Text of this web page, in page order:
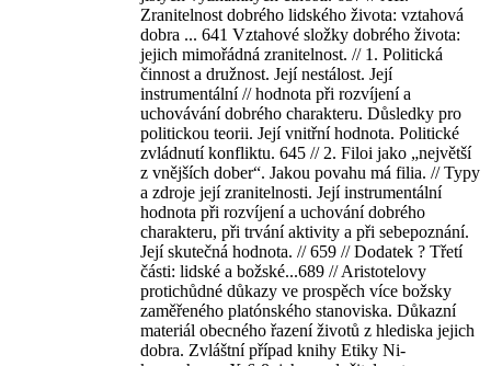
Zranitelnost dobrého lidského života: vztahová
dobra ... 641 Vztahové složky dobrého života:
jejich mimořádná zranitelnost. // 1. Politická
činnost a družnost. Její nestálost. Její
instrumentální // hodnota při rozvíjení a
uchovávání dobrého charakteru. Důsledky pro
politickou teorii. Její vnitřní hodnota. Politické
zvládnutí konfliktu. 645 // 2. Filoi jako „největší
z vnějších dober“. Jakou povahu má filia. // Typy
a zdroje její zranitelnosti. Její instrumentální
hodnota při rozvíjení a uchování dobrého
charakteru, při trvání aktivity a při sebepoznání.
Její skutečná hodnota. // 659 // Dodatek ? Třetí
části: lidské a božské...689 // Aristotelovy
protichůdné důkazy ve prospěch více božsky
zaměřeného platónského stanoviska. Důkazní
materiál obecného řazení životů z hlediska jejich
dobra. Zvláštní případ knihy Etiky Ni-